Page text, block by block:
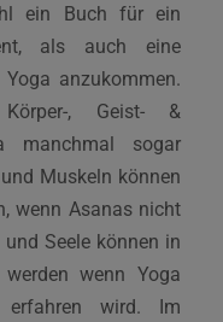
ein Buch für ein
als auch eine
anzukommen.
, Geist- &
manchmal sogar
Muskeln können
wenn Asanas nicht
Seele können in
wenn Yoga
erfahren wird. Im